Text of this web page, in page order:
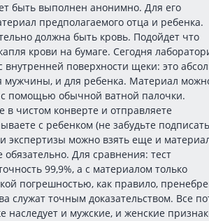
быть выполнен анонимно. Для его
предполагаемого отца и ребенка.
должна быть кровь. Подойдет что
крови на бумаге. Сегодня
внутренней поверхности щеки: это
мужчины, и для ребенка. Материал
помощью обычной ватной палочки.
чистом конверте и отправляете
с ребенком (не забудьте подписать
экспертизы можно взять еще и
обязательно. Для сравнения: тест
99,9%, а с материалом только
погрешностью, как правило,
служат точным доказательством. Все
наследует и мужские, и женские